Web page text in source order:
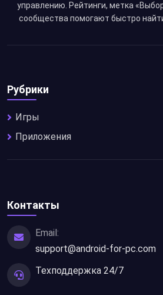
управлению. Рейтинги, метка
сообщества помогают быстро
Рубрики
Игры
Приложения
Контакты
Email:
support@android-for-pc.com
Техподдержка 24/7